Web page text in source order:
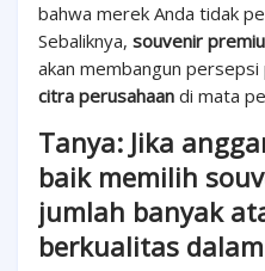
bahwa merek Anda tidak
Sebaliknya, souvenir
akan membangun
citra perusahaan di mata
Tanya: Jika
baik memilih
jumlah banyak
berkualitas